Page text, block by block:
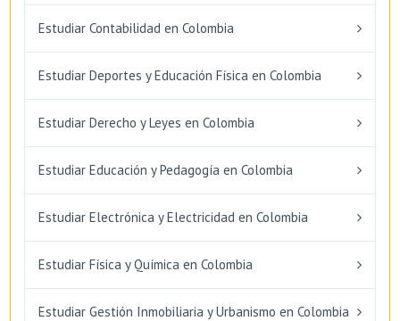
Estudiar Contabilidad en Colombia
Estudiar Deportes y Educación Física en Colombia
Estudiar Derecho y Leyes en Colombia
Estudiar Educación y Pedagogía en Colombia
Estudiar Electrónica y Electricidad en Colombia
Estudiar Física y Química en Colombia
Estudiar Gestión Inmobiliaria y Urbanismo en Colombia